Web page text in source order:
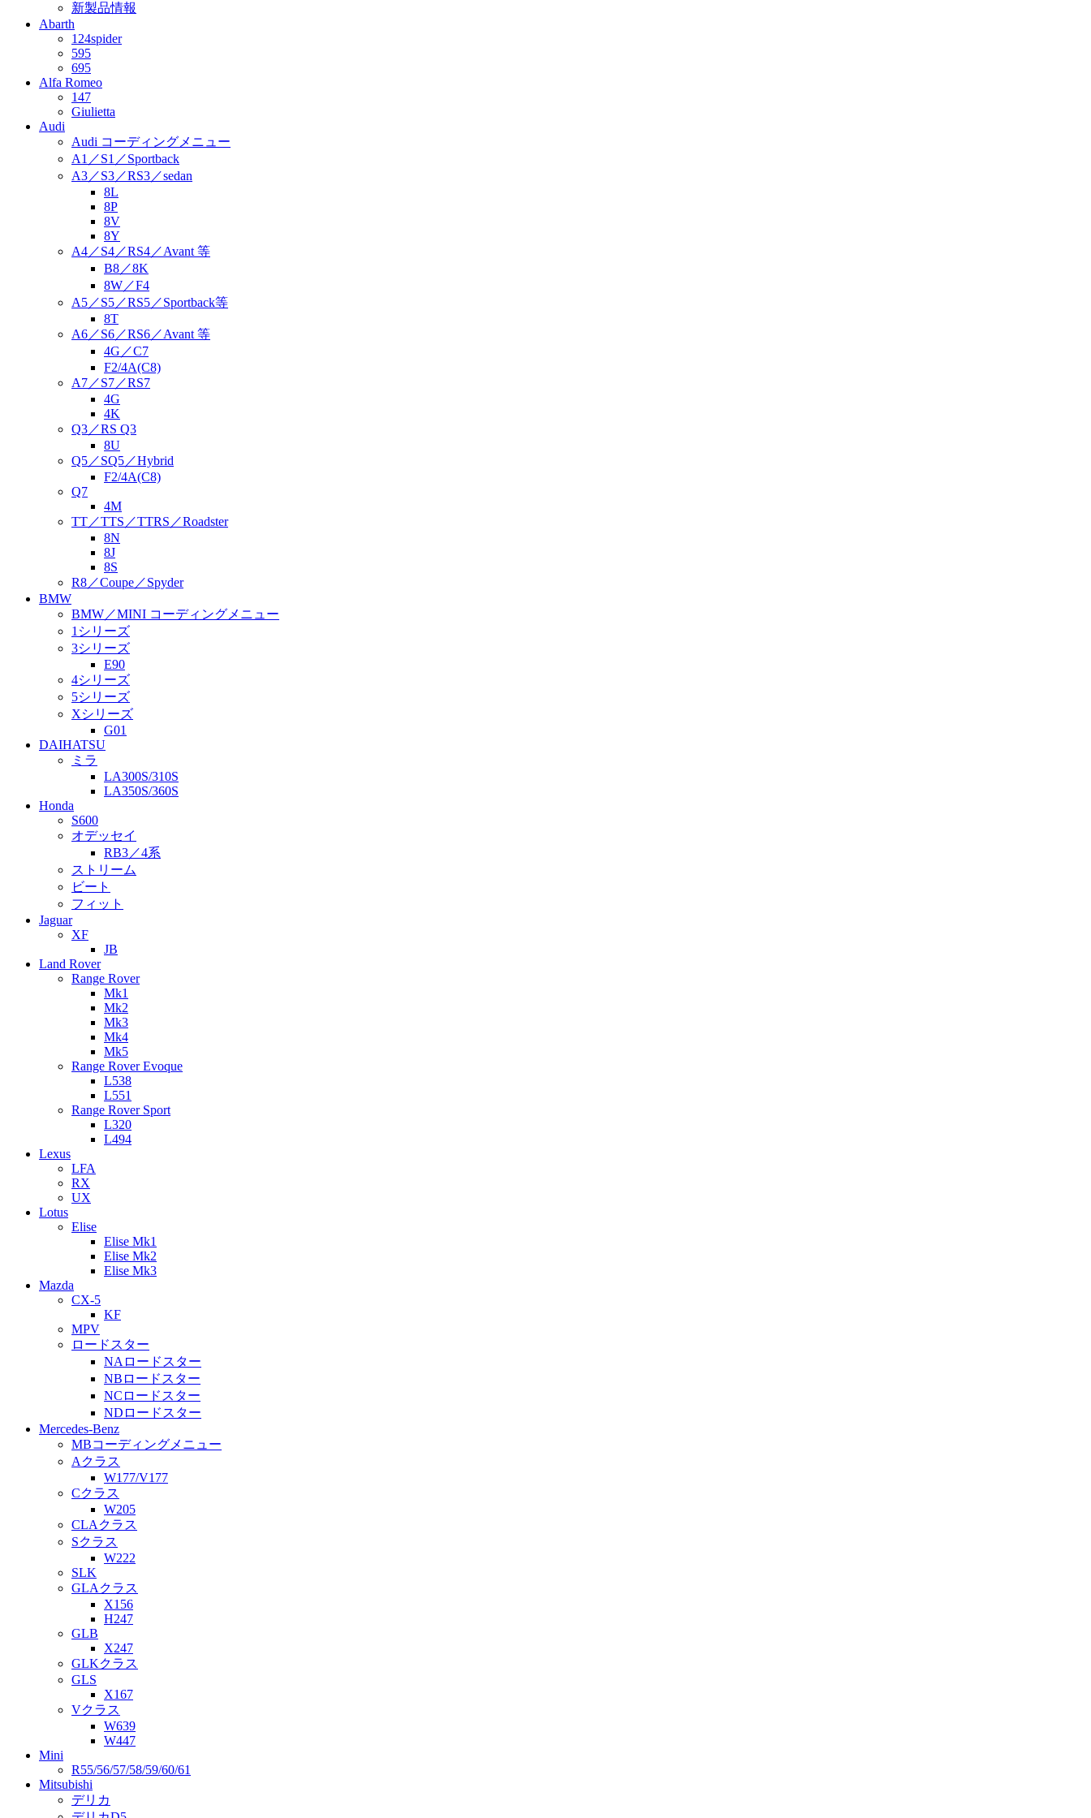
新製品情報
Abarth
124spider
595
695
Alfa Romeo
147
Giulietta
Audi
Audi コーディングメニュー
A1／S1／Sportback
A3／S3／RS3／sedan
8L
8P
8V
8Y
A4／S4／RS4／Avant 等
B8／8K
8W／F4
A5／S5／RS5／Sportback等
8T
A6／S6／RS6／Avant 等
4G／C7
F2/4A(C8)
A7／S7／RS7
4G
4K
Q3／RS Q3
8U
Q5／SQ5／Hybrid
F2/4A(C8)
Q7
4M
TT／TTS／TTRS／Roadster
8N
8J
8S
R8／Coupe／Spyder
BMW
BMW／MINI コーディングメニュー
1シリーズ
3シリーズ
E90
4シリーズ
5シリーズ
Xシリーズ
G01
DAIHATSU
ミラ
LA300S/310S
LA350S/360S
Honda
S600
オデッセイ
RB3／4系
ストリーム
ビート
フィット
Jaguar
XF
JB
Land Rover
Range Rover
Mk1
Mk2
Mk3
Mk4
Mk5
Range Rover Evoque
L538
L551
Range Rover Sport
L320
L494
Lexus
LFA
RX
UX
Lotus
Elise
Elise Mk1
Elise Mk2
Elise Mk3
Mazda
CX-5
KF
MPV
ロードスター
NAロードスター
NBロードスター
NCロードスター
NDロードスター
Mercedes-Benz
MBコーディングメニュー
Aクラス
W177/V177
Cクラス
W205
CLAクラス
Sクラス
W222
SLK
GLAクラス
X156
H247
GLB
X247
GLKクラス
GLS
X167
Vクラス
W639
W447
Mini
R55/56/57/58/59/60/61
Mitsubishi
デリカ